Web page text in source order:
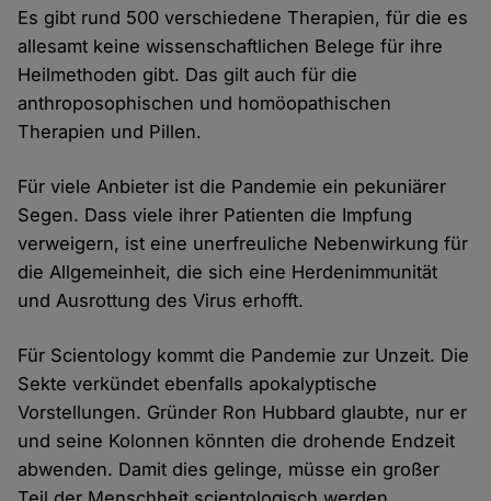
Es gibt rund 500 verschiedene Therapien, für die es
allesamt keine wissenschaftlichen Belege für ihre
Heilmethoden gibt. Das gilt auch für die
anthroposophischen und homöopathischen
Therapien und Pillen.
Für viele Anbieter ist die Pandemie ein pekuniärer
Segen. Dass viele ihrer Patienten die Impfung
verweigern, ist eine unerfreuliche Nebenwirkung für
die Allgemeinheit, die sich eine Herdenimmunität
und Ausrottung des Virus erhofft.
Für Scientology kommt die Pandemie zur Unzeit. Die
Sekte verkündet ebenfalls apokalyptische
Vorstellungen. Gründer Ron Hubbard glaubte, nur er
und seine Kolonnen könnten die drohende Endzeit
abwenden. Damit dies gelinge, müsse ein großer